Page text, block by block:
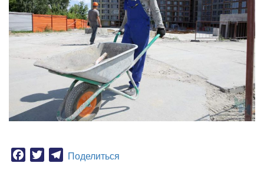
Facebook
TwitterTelegram
Поделиться